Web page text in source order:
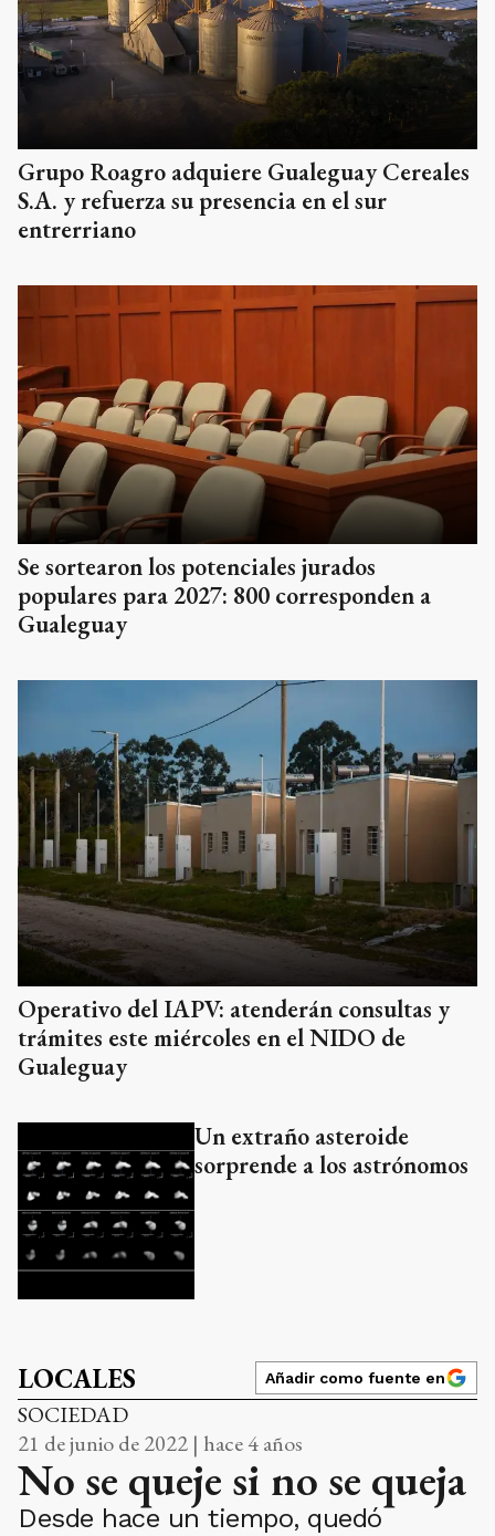
Grupo Roagro adquiere Gualeguay Cereales
S.A. y refuerza su presencia en el sur
entrerriano
Se sortearon los potenciales jurados
populares para 2027: 800 corresponden a
Gualeguay
Operativo del IAPV: atenderán consultas y
trámites este miércoles en el NIDO de
Gualeguay
Un extraño asteroide
sorprende a los astrónomos
LOCALES Añadir como fuente en
SOCIEDAD
21 de junio de 2022 | hace 4 años
No se queje si no se queja
Desde hace un tiempo, quedó